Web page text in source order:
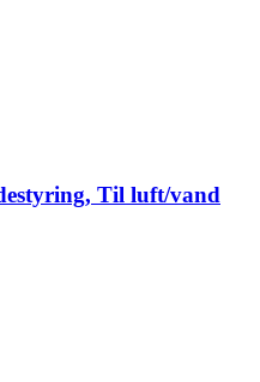
Til luft/vand